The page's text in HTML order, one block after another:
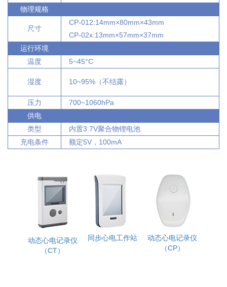
物理规格
尺寸
CP-012:14mm×80mm×43mm
CP-02x:13mm×57mm×37mm
运行环境
温度
5~45°C
湿度 10~95%（不结露）
压力
700~1060hPa
供电
类型
内置3.7V聚合物锂电池
充电条件
额定5V，100mA
动态血压监护仪
心电血压数据管理
肺功能仪